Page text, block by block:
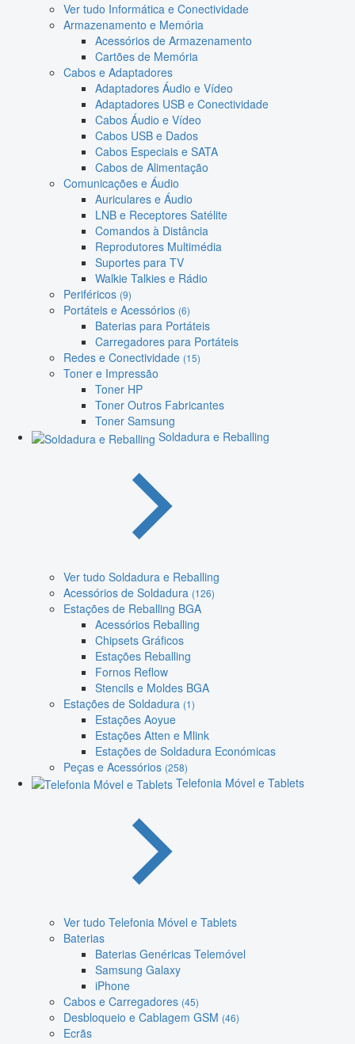
Ver tudo Informática e Conectividade
Armazenamento e Memória
Acessórios de Armazenamento
Cartões de Memória
Cabos e Adaptadores
Adaptadores Áudio e Vídeo
Adaptadores USB e Conectividade
Cabos Áudio e Vídeo
Cabos USB e Dados
Cabos Especiais e SATA
Cabos de Alimentação
Comunicações e Áudio
Auriculares e Áudio
LNB e Receptores Satélite
Comandos à Distância
Reprodutores Multimédia
Suportes para TV
Walkie Talkies e Rádio
Periféricos (9)
Portáteis e Acessórios (6)
Baterias para Portáteis
Carregadores para Portáteis
Redes e Conectividade (15)
Toner e Impressão
Toner HP
Toner Outros Fabricantes
Toner Samsung
Soldadura e Reballing
Ver tudo Soldadura e Reballing
Acessórios de Soldadura (126)
Estações de Reballing BGA
Acessórios Reballing
Chipsets Gráficos
Estações Reballing
Fornos Reflow
Stencils e Moldes BGA
Estações de Soldadura (1)
Estações Aoyue
Estações Atten e Mlink
Estações de Soldadura Económicas
Peças e Acessórios (258)
Telefonia Móvel e Tablets
Ver tudo Telefonia Móvel e Tablets
Baterias
Baterias Genéricas Telemóvel
Samsung Galaxy
iPhone
Cabos e Carregadores (45)
Desbloqueio e Cablagem GSM (46)
Ecrãs